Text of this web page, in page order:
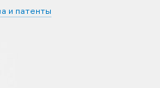
и патенты